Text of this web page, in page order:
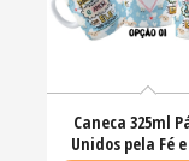
Caneca 325ml
Unidos pela Fé